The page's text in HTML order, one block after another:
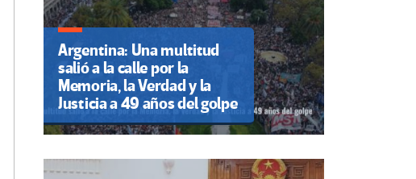
Argentina: Una multitud
salió a la calle por la
Memoria, la Verdad y la
Justicia a 49 años del golpe